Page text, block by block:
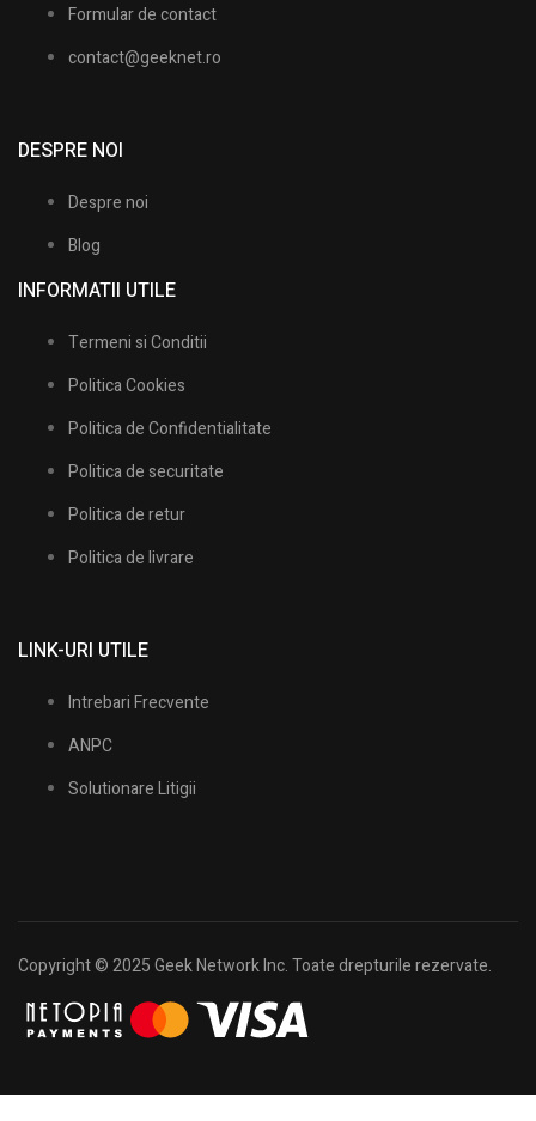
Formular de contact
contact@geeknet.ro
DESPRE NOI
Despre noi
Blog
INFORMATII UTILE​
Termeni si Conditii
Politica Cookies
Politica de Confidentialitate
Politica de securitate
Politica de retur
Politica de livrare
LINK-URI UTILE
Intrebari Frecvente
ANPC
Solutionare Litigii
Copyright © 2025 Geek Network Inc. Toate drepturile rezervate.